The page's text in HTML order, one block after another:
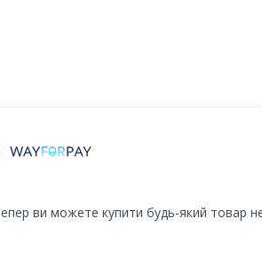
ви можете купити будь-який товар